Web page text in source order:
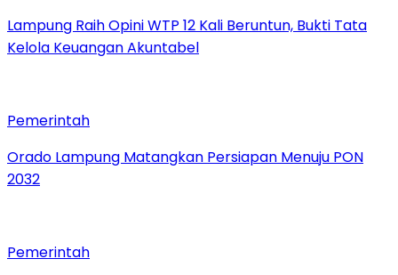
Lampung Raih Opini WTP 12 Kali Beruntun, Bukti Tata
Kelola Keuangan Akuntabel
Pemerintah
Orado Lampung Matangkan Persiapan Menuju PON
2032
Pemerintah